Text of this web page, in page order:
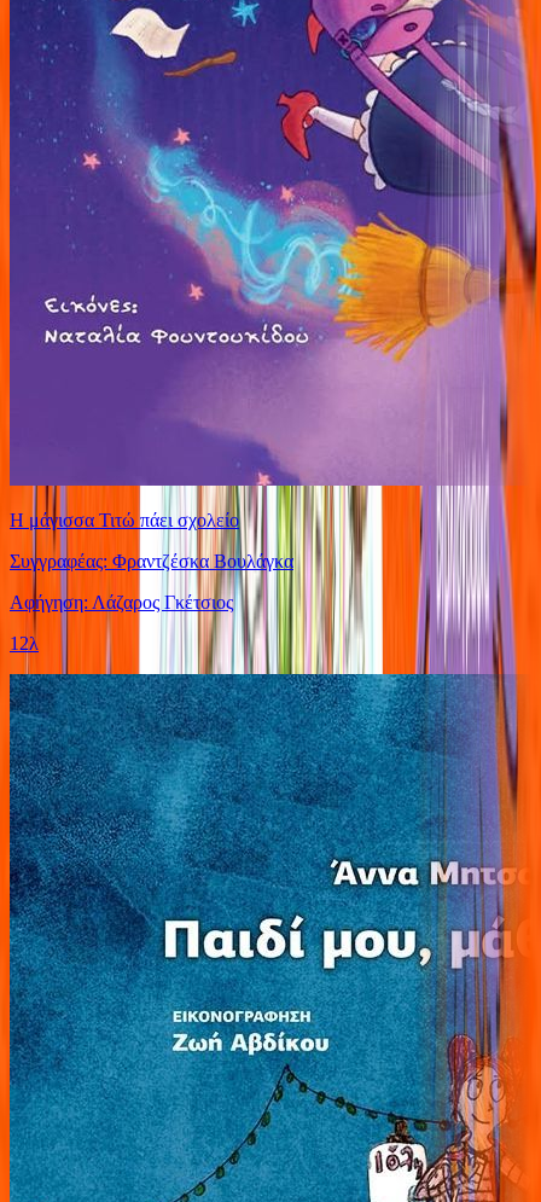
Η μάγισσα Τιτώ πάει σχολείο
Συγγραφέας: Φραντζέσκα Βουλάγκα
Αφήγηση: Λάζαρος Γκέτσιος
12λ